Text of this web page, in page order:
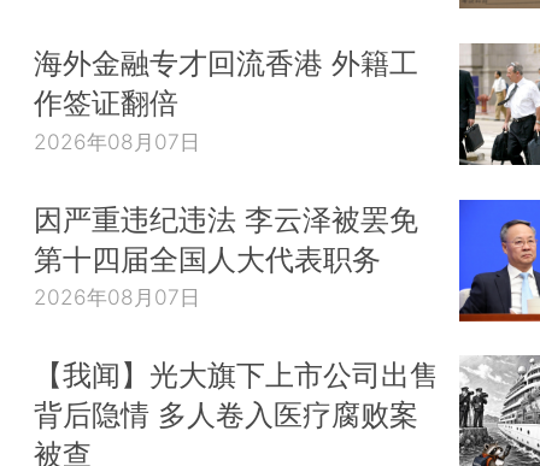
海外金融专才回流香港 外籍工
作签证翻倍
2026年08月07日
因严重违纪违法 李云泽被罢免
第十四届全国人大代表职务
2026年08月07日
【我闻】光大旗下上市公司出售
背后隐情 多人卷入医疗腐败案
被查